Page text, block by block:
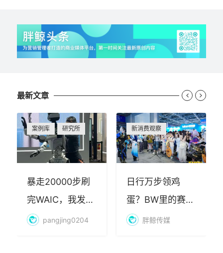
最新文章
案例库 研究所
暴走20000步刷
完WAIC，我发现
AI最赚钱的不是
pangjing0204
新消费观察
日行万步领鸡
蛋？BW里的赛博
朝圣，藏着品牌
胖鲸传媒
 